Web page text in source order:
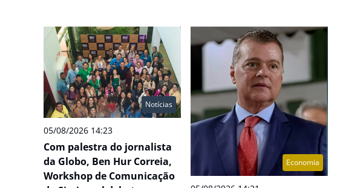
Notícias
05/08/2026 14:23
Com palestra do jornalista
da Globo, Ben Hur Correia,
Workshop de Comunicação
Economia